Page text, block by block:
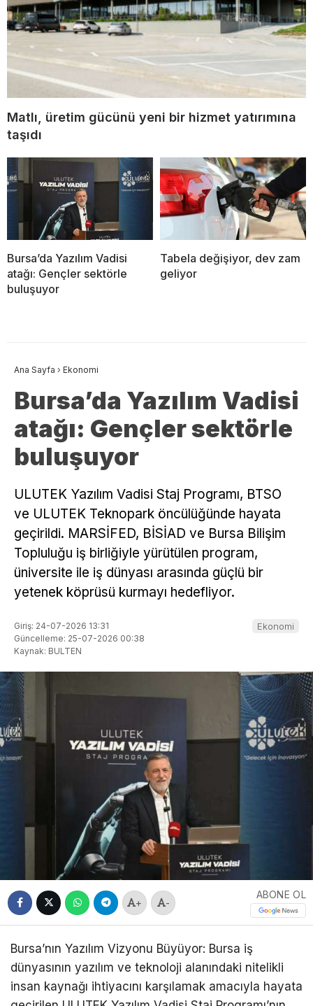
Matlı, üretim gücünü yeni bir hizmet yatırımına
taşıdı
Bursa’da Yazılım Vadisi
atağı: Gençler sektörle
buluşuyor
Tabela değişiyor, dev zam
geliyor
Ana Sayfa › Ekonomi
Bursa’da Yazılım Vadisi
atağı: Gençler sektörle
buluşuyor
ULUTEK Yazılım Vadisi Staj Programı, BTSO
ve ULUTEK Teknopark öncülüğünde hayata
geçirildi. MARSİFED, BİSİAD ve Bursa Bilişim
Topluluğu iş birliğiyle yürütülen program,
üniversite ile iş dünyası arasında güçlü bir
yetenek köprüsü kurmayı hedefliyor.
Giriş: 24-07-2026 13:31
Güncelleme: 25-07-2026 00:38
Kaynak: BULTEN
Ekonomi
+ -
ABONE OL
Bursa’nın Yazılım Vizyonu Büyüyor: Bursa iş
dünyasının yazılım ve teknoloji alanındaki nitelikli
insan kaynağı ihtiyacını karşılamak amacıyla hayata